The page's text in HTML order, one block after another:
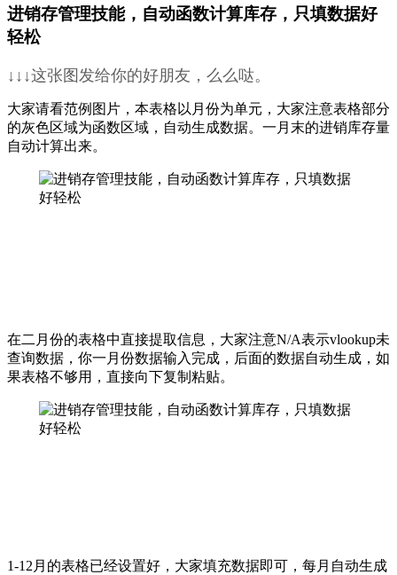
进销存管理技能，自动函数计算库存，只填数据好
轻松
↓↓↓这张图发给你的好朋友，么么哒。
大家请看范例图片，本表格以月份为单元，大家注意表格部分
的灰色区域为函数区域，自动生成数据。一月末的进销库存量
自动计算出来。
在二月份的表格中直接提取信息，大家注意N/A表示vlookup未
查询数据，你一月份数据输入完成，后面的数据自动生成，如
果表格不够用，直接向下复制粘贴。
1-12月的表格已经设置好，大家填充数据即可，每月自动生成